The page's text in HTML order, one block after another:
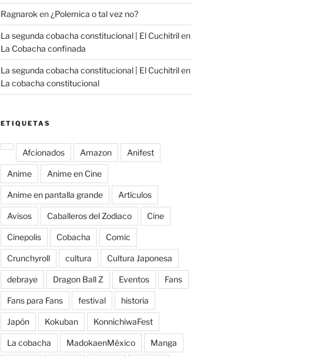
Ragnarok en¿Polemica o tal vez no?
La segunda cobacha constitucional | El Cuchitrilen
La Cobacha confinada
La segunda cobacha constitucional | El Cuchitrilen
La cobacha constitucional
ETIQUETAS
Afcionados Amazon Anifest
Anime Anime en Cine
Anime en pantalla grande Artículos
Avisos Caballeros del Zodiaco Cine
Cinepolis Cobacha Comic
Crunchyroll cultura Cultura Japonesa
debraye Dragon Ball Z Eventos Fans
Fans para Fans festival historia
Japón Kokuban KonnichiwaFest
La cobacha MadokaenMéxico Manga